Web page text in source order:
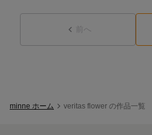
前へ
minne ホーム veritas flower の作品一覧